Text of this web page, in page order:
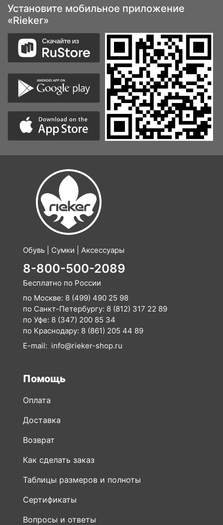
Установите мобильное приложение
«Rieker»
Обувь | Сумки | Аксессуары
8-800-500-2089
Бесплатно по России
по Москве: 8 (499) 490 25 98
по Санкт-Петербургу: 8 (812) 317 22 89
по Уфе: 8 (347) 200 85 34
по Краснодару: 8 (861) 205 44 89
E-mail: info@rieker-shop.ru
Помощь
Оплата
Доставка
Возврат
Как сделать заказ
Таблицы размеров и полноты
Сертификаты
Вопросы и ответы